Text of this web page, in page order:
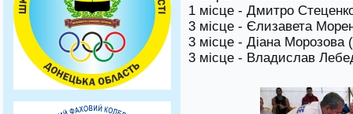
1 місце - Дмитро Стеценко
3 місце - Єлизавета
3 місце - Діана Морозова
3 місце - Владислав